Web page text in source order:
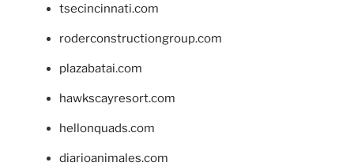
tsecincinnati.com
roderconstructiongroup.com
plazabatai.com
hawkscayresort.com
hellonquads.com
diarioanimales.com